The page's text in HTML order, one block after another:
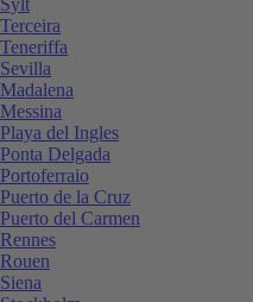
Terceira
Teneriffa
Sevilla
Madalena
Messina
Playa del Ingles
Ponta Delgada
Portoferraio
Puerto de la Cruz
Puerto del Carmen
Rennes
Rouen
Siena